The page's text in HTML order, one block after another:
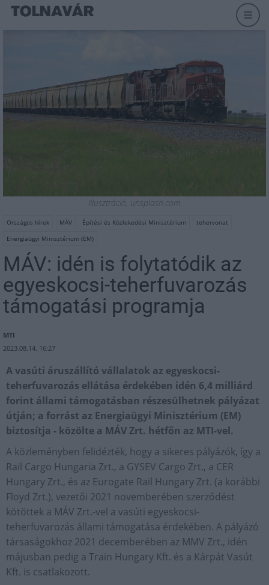
Illusztráció, unsplash.com
Országos hírek MÁV Építési és Közlekedési Minisztérium
tehervonat
Energiaügyi Minisztérium (EM)
MÁV: idén is folytatódik az
egyeskocsi-teherfuvarozás
támogatási programja
MTI
2023.08.14. 16:27
A vasúti áruszállító vállalatok az egyeskocsi-
teherfuvarozás ellátása érdekében idén 6,4 milliárd
forint állami támogatásban részesülhetnek pályázat
útján; a forrást az Energiaügyi Minisztérium (EM)
biztosítja - közölte a MÁV Zrt. hétfőn az MTI-vel.
A közleményben felidézték, hogy a sikeres pályázók, így a
Rail Cargo Hungaria Zrt., a GYSEV Cargo Zrt., a CER
Hungary Zrt., és az Eurogate Rail Hungary Zrt. (a korábbi
Floyd Zrt.), vezetői 2021 novemberében szerződést
kötöttek a MÁV Zrt.-vel a vasúti egyeskocsi-
teherfuvarozás állami támogatása érdekében. A pályázó
társaságokhoz 2021 decemberében az MMV Zrt., idén
májusban pedig a Train Hungary Kft. és a Kárpát Vasút
Kft. is csatlakozott.